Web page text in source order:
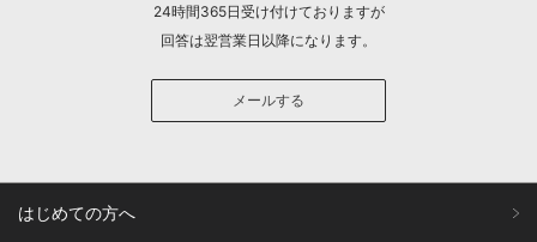
24時間365日受け付けておりますが
回答は翌営業日以降になります。
メールする
はじめての方へ